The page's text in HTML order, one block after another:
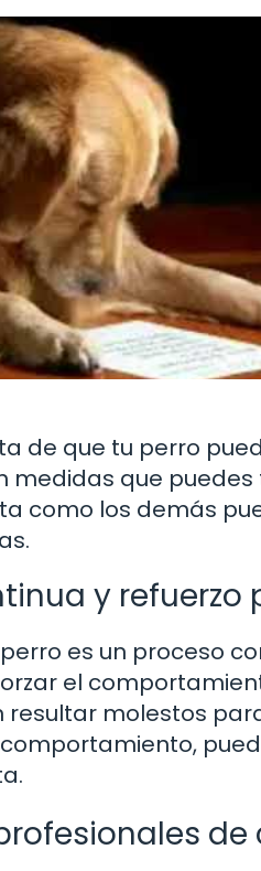
de que tu perro
medidas que
como los demás
y refuerzo
es un proceso
el
molestos